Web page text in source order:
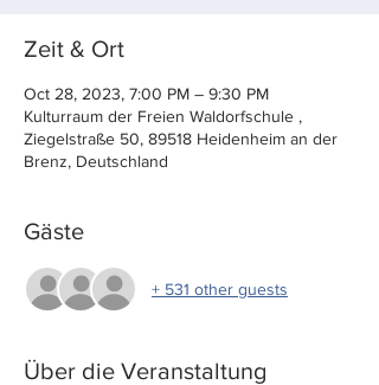
Zeit & Ort
Oct 28, 2023, 7:00 PM – 9:30 PM
Kulturraum der Freien Waldorfschule ,
Ziegelstraße 50, 89518 Heidenheim an der
Brenz, Deutschland
Gäste
+ 531 other guests
Über die Veranstaltung